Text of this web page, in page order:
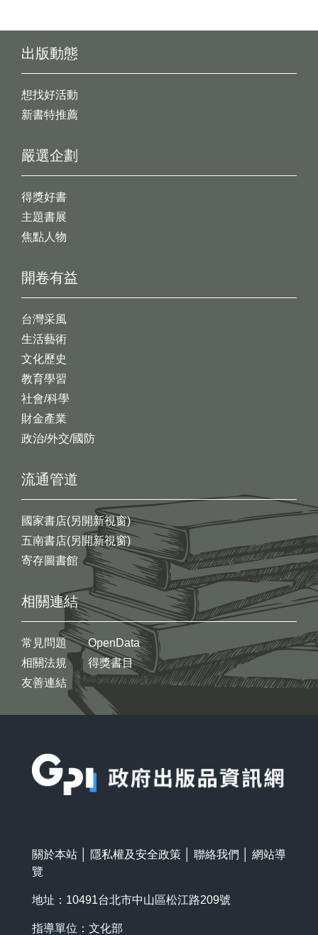
出版動態
想找好活動
新書特推薦
開卷有益
台灣采風
生活藝術
文化歷史
教育學習
社會/科學
財金產業
政治/外交/國防
嚴選企劃
得獎好書
主題書展
焦點人物
流通管道
國家書店(另開新視窗)
五南書店(另開新視窗)
寄存圖書館
相關連結
常見問題
相關法規
友善連結
OpenData
得獎書目
關於本站 隱私權及安全政策 聯絡我們
網站導
覽
地址：10491台北市中山區松江路209號
指導單位：文化部